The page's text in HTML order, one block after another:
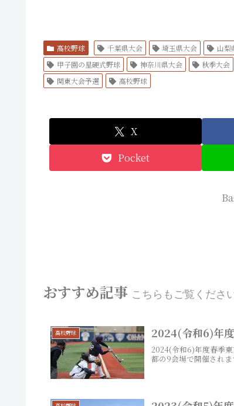
高校野球 千葉県大会 埼玉県大会 山梨
甲子園の星硬式野球
神奈川県大会 秋季大会
関東大会予選
高校野球
X
Pocket
おすすめ記事 こちらもご覧くださ
高校野球 2024(令和6)年
2024(令和6)年度春季
都の9会場で開催されま